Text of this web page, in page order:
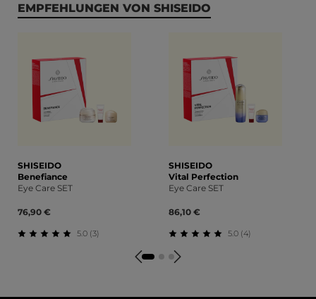
Produktgalerie überspringen
EMPFEHLUNGEN VON SHISEIDO
SHISEIDO
Benefiance
Eye Care SET
76,90 €
Durchschnittliche Bewertung von 5 von 5 Sternen
5.0 (3)
SHISEIDO
Vital Perfection
Eye Care SET
86,10 €
Durchschnittliche
5.0 (4)